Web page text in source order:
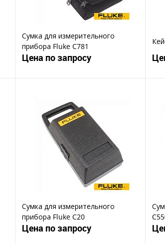
Сумка для измерительного
прибора Fluke C781
Цена по запросу
Купить в 1 клик
В избранное
Сумка для измерительного
прибора Fluke C20
Цена по запросу